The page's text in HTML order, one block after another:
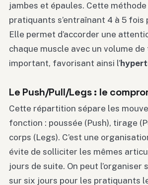
jambes et épaules. Cette
pratiquants s’entraînant 4 à 5 fois
Elle permet d’accorder une
chaque muscle avec un volume
important, favorisant ainsi l’
Le Push/Pull/Legs : le
Cette répartition sépare les
fonction : poussée (Push), tirage
corps (Legs). C’est une
évite de solliciter les mêmes
jours de suite. On peut l’organiser
sur six jours pour les pratiquants